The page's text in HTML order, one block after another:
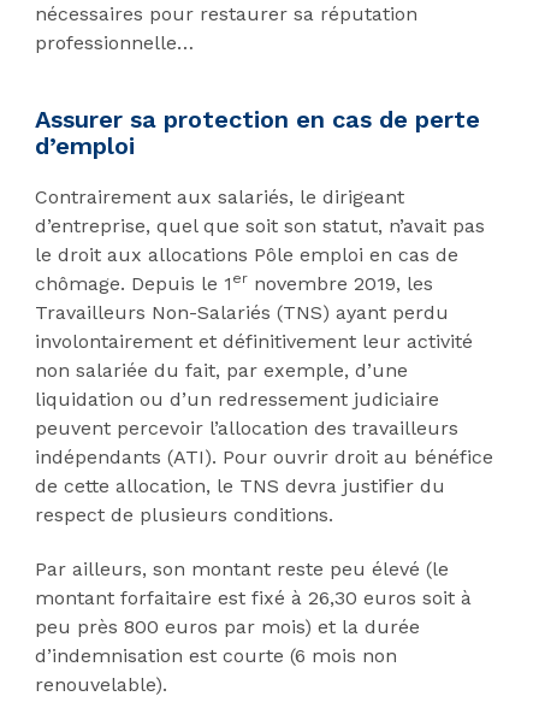
nécessaires pour restaurer sa réputation
professionnelle…
Assurer sa protection en cas de perte
d’emploi
Contrairement aux salariés, le dirigeant
d’entreprise, quel que soit son statut, n’avait pas
le droit aux allocations Pôle emploi en cas de
chômage. Depuis le 1 ernovembre 2019, les
Travailleurs Non-Salariés (TNS) ayant perdu
involontairement et définitivement leur activité
non salariée du fait, par exemple, d’une
liquidation ou d’un redressement judiciaire
peuvent percevoir l’allocation des travailleurs
indépendants (ATI). Pour ouvrir droit au bénéfice
de cette allocation, le TNS devra justifier du
respect de plusieurs conditions.
Par ailleurs, son montant reste peu élevé (le
montant forfaitaire est fixé à 26,30 euros soit à
peu près 800 euros par mois) et la durée
d’indemnisation est courte (6 mois non
renouvelable).